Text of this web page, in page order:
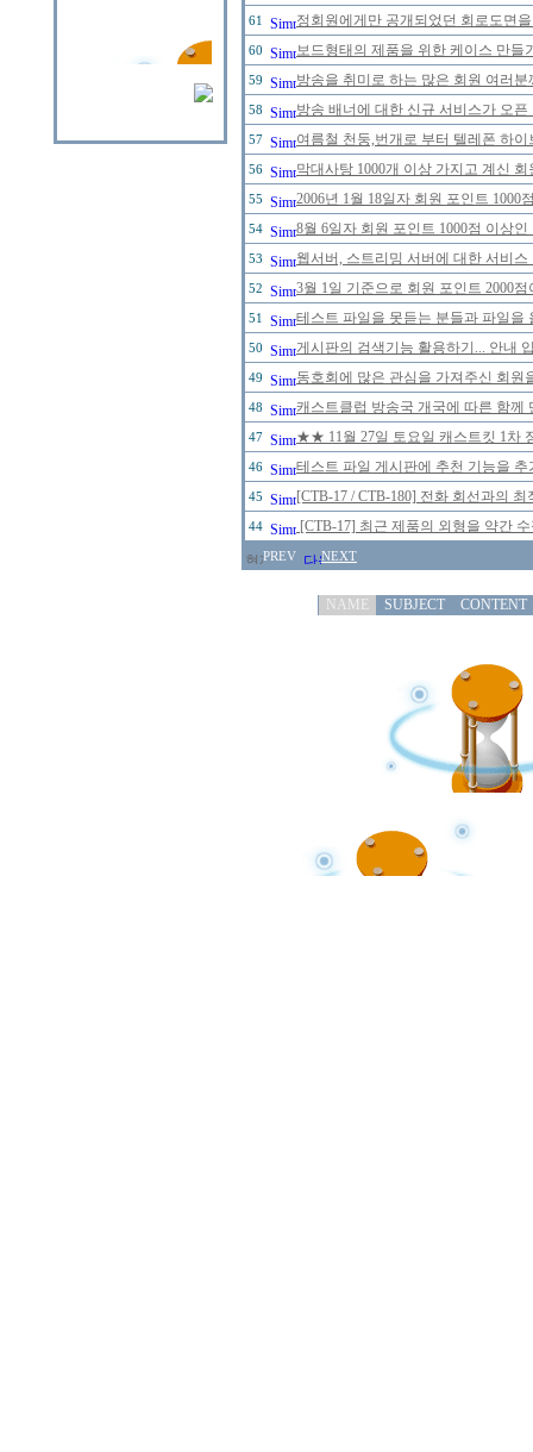
61 정회원에게만 공개되었던 회로도면
60 보드형태의 제품을 위한 케이스 만들
59 방송을 취미로 하는 많은 회원 여러
58 방송 배너에 대한 신규 서비스가 오
57 여름철 천둥,번개로 부터 텔레폰 하
56 막대사탕 1000개 이상 가지고 계신
55 2006년 1월 18일자 회원 포인트
54 8월 6일자 회원 포인트 1000점 이상
53 웹서버, 스트리밍 서버에 대한 서비
52 3월 1일 기준으로 회원 포인트 2000
51 테스트 파일을 못듣는 분들과 파일
50 게시판의 검색기능 활용하기... 안내
49 동호회에 많은 관심을 가져주신 회
48 캐스트클럽 방송국 개국에 따른 함
47 ★★ 11월 27일 토요일 캐스트킷 1
46 테스트 파일 게시판에 추천 기능을
45 [CTB-17 / CTB-180] 전화 회선과의
44 [CTB-17] 최근 제품의 외형을 약간
PREV NEXT